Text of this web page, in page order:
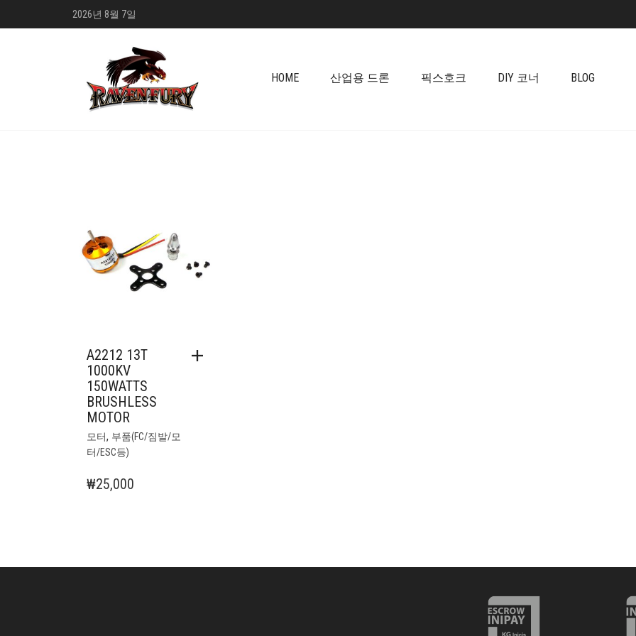
2026년 8월 7일
HOME 산업용 드론 픽스호크 DIY 코너 BLOG
A2212 13T
1000KV
150WATTS
BRUSHLESS
MOTOR
모터, 부품(FC/짐발/모
터/ESC등)
₩25,000